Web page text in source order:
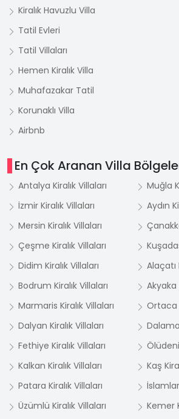
Kiralık Havuzlu Villa
Tatil Evleri
Tatil Villaları
Hemen Kiralık Villa
Muhafazakar Tatil
Korunaklı Villa
Airbnb
En Çok Aranan Villa
Antalya Kiralık Villaları
Muğla
İzmir Kiralık Villaları
Aydın
Mersin Kiralık Villaları
Çeşme Kiralık Villaları
Didim Kiralık Villaları
Alaçatı
Bodrum Kiralık Villaları
Akyaka
Marmaris Kiralık Villaları
Ortaca
Dalyan Kiralık Villaları
Fethiye Kiralık Villaları
Kalkan Kiralık Villaları
Kaş
Patara Kiralık Villaları
İslamlar
Üzümlü Kiralık Villaları
Kemer